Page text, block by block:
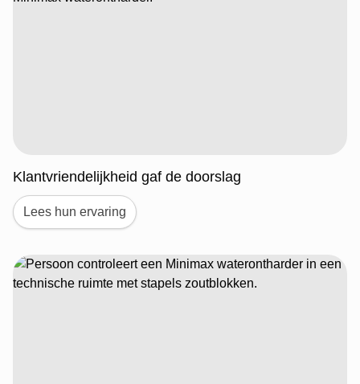
Klantvriendelijkheid gaf de doorslag
Lees hun ervaring